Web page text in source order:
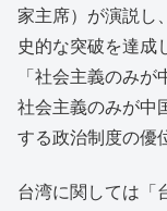
家主席）が演説し
史的な突破を達成
「社会主義のみ
社会主義のみが中
する政治制度の優
台湾に関しては「